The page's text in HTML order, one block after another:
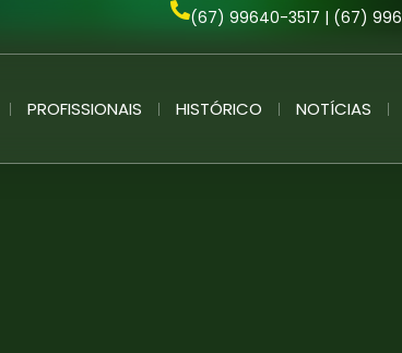
(67) 99640-3517 | (67)
PROFISSIONAIS HISTÓRICO NOTÍCIAS